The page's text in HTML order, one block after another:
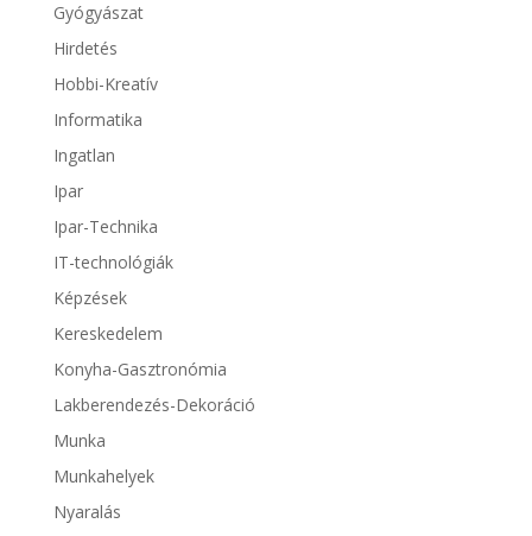
Gyógyászat
Hirdetés
Hobbi-Kreatív
Informatika
Ingatlan
Ipar
Ipar-Technika
IT-technológiák
Képzések
Kereskedelem
Konyha-Gasztronómia
Lakberendezés-Dekoráció
Munka
Munkahelyek
Nyaralás